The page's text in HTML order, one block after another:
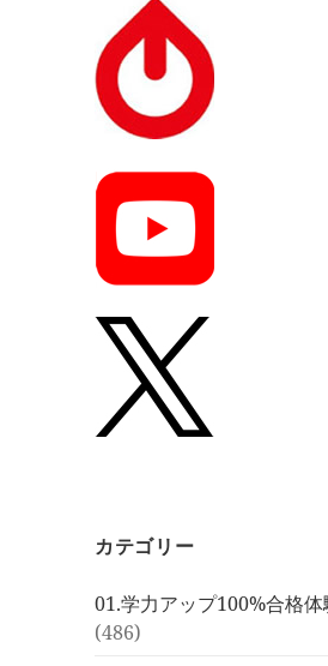
カテゴリー
01.学力アップ100%合格
(486)